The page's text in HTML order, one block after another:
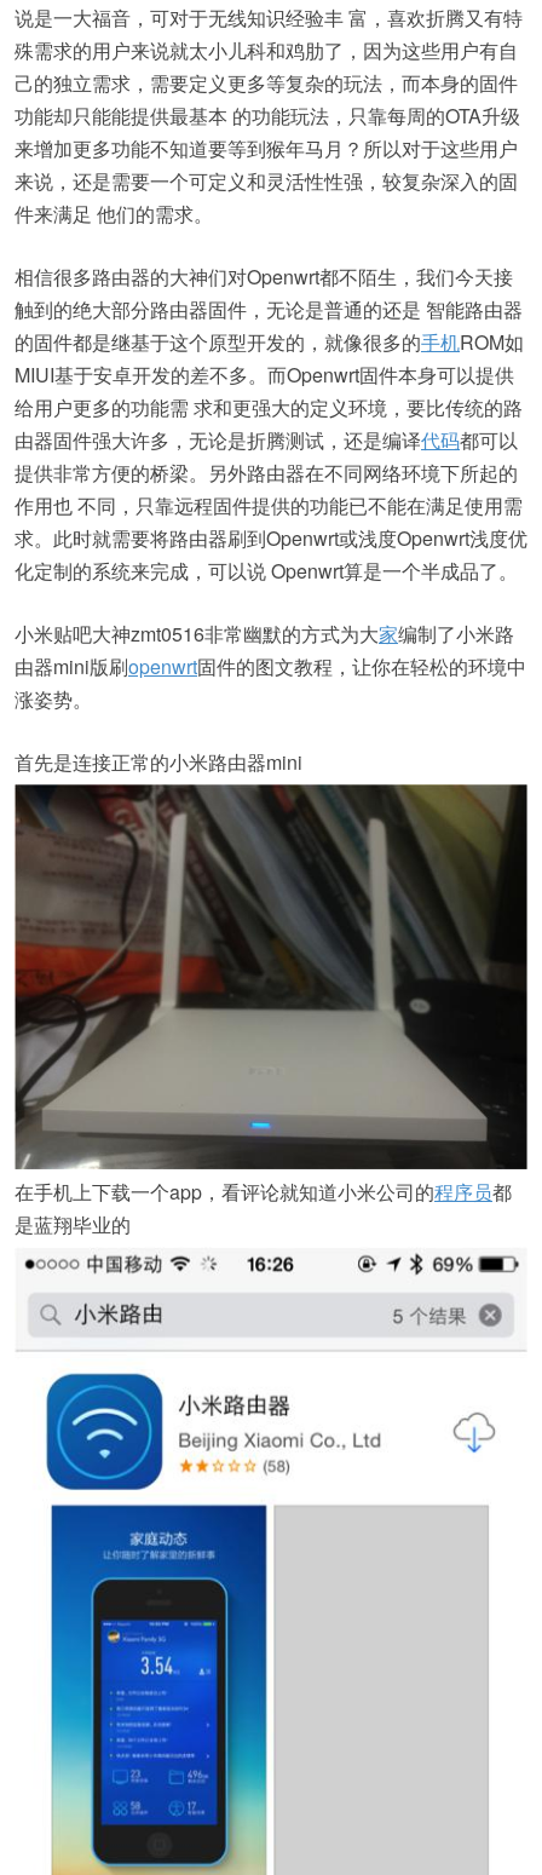
说是一大福音，可对于无线知识经验丰 富，喜欢折腾又有特
殊需求的用户来说就太小儿科和鸡肋了，因为这些用户有自
己的独立需求，需要定义更多等复杂的玩法，而本身的固件
功能却只能能提供最基本 的功能玩法，只靠每周的OTA升级
来增加更多功能不知道要等到猴年马月？所以对于这些用户
来说，还是需要一个可定义和灵活性性强，较复杂深入的固
件来满足 他们的需求。
相信很多路由器的大神们对Openwrt都不陌生，我们今天接
触到的绝大部分路由器固件，无论是普通的还是 智能路由器
的固件都是继基于这个原型开发的，就像很多的手机ROM如
MIUI基于安卓开发的差不多。而Openwrt固件本身可以提供
给用户更多的功能需 求和更强大的定义环境，要比传统的路
由器固件强大许多，无论是折腾测试，还是编译代码都可以
提供非常方便的桥梁。另外路由器在不同网络环境下所起的
作用也 不同，只靠远程固件提供的功能已不能在满足使用需
求。此时就需要将路由器刷到Openwrt或浅度Openwrt浅度优
化定制的系统来完成，可以说 Openwrt算是一个半成品了。
小米贴吧大神zmt0516非常幽默的方式为大家编制了小米路
由器mini版刷openwrt固件的图文教程，让你在轻松的环境中
涨姿势。
首先是连接正常的小米路由器mini
在手机上下载一个app，看评论就知道小米公司的程序员都
是蓝翔毕业的